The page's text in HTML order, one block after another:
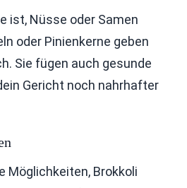
ist, Nüsse oder Samen
oder Pinienkerne geben
Sie fügen auch gesunde
Gericht noch nahrhafter
Möglichkeiten, Brokkoli